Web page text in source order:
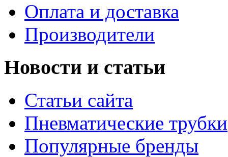
Оплата и доставка
Производители
Новости и статьи
Статьи сайта
Пневматические трубки
Популярные бренды